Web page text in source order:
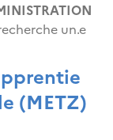
un.e
(METZ)